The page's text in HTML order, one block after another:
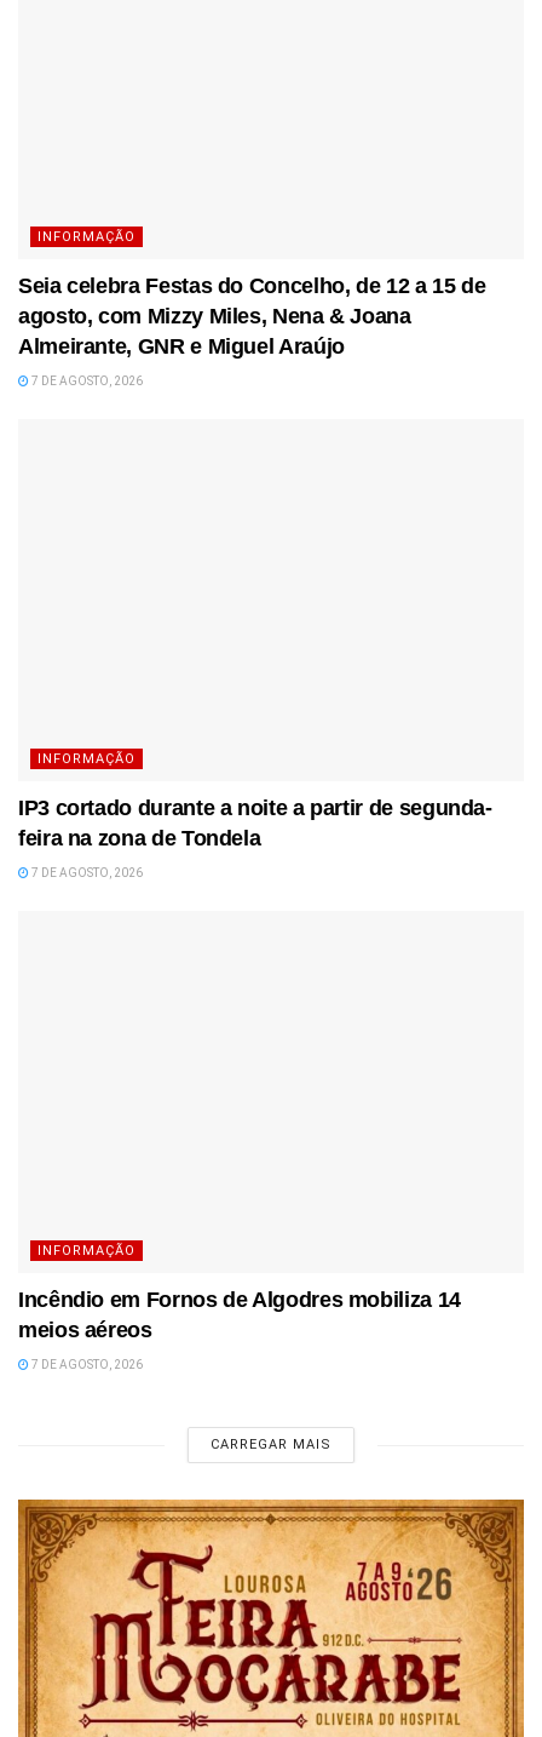
INFORMAÇÃO
Seia celebra Festas do Concelho, de 12 a 15 de
agosto, com Mizzy Miles, Nena & Joana
Almeirante, GNR e Miguel Araújo
7 DE AGOSTO, 2026
INFORMAÇÃO
IP3 cortado durante a noite a partir de segunda-
feira na zona de Tondela
7 DE AGOSTO, 2026
INFORMAÇÃO
Incêndio em Fornos de Algodres mobiliza 14
meios aéreos
7 DE AGOSTO, 2026
CARREGAR MAIS